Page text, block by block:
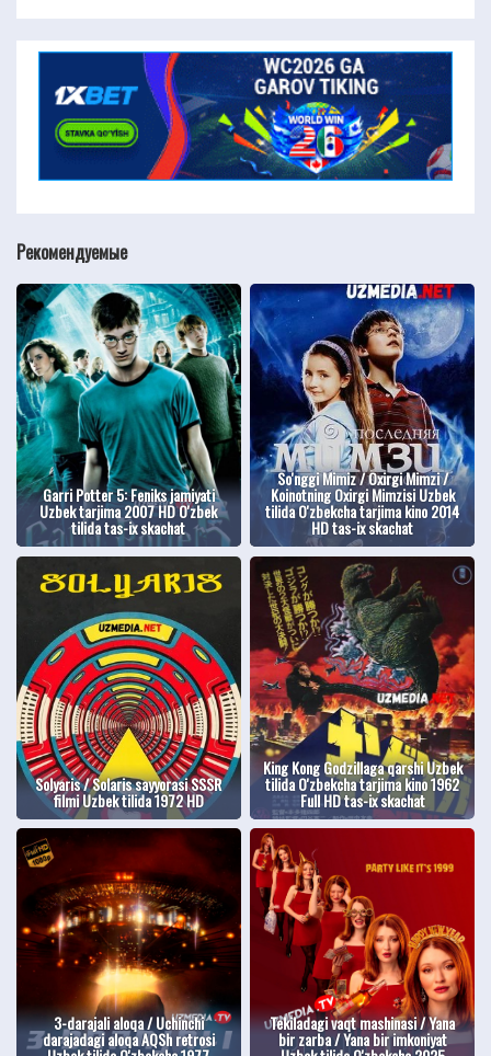
Рекомендуемые
Garri Potter 5: Feniks jamiyati
Uzbek tarjima 2007 HD O'zbek
tilida tas-ix skachat
So'nggi Mimiz / Oxirgi Mimzi /
Koinotning Oxirgi Mimzisi Uzbek
tilida O'zbekcha tarjima kino 2014
HD tas-ix skachat
Solyaris / Solaris sayyorasi SSSR
filmi Uzbek tilida 1972 HD
King Kong Godzillaga qarshi Uzbek
tilida O'zbekcha tarjima kino 1962
Full HD tas-ix skachat
3-darajali aloqa / Uchinchi
darajadagi aloqa AQSh retrosi
Tekiladagi vaqt mashinasi / Yana
bir zarba / Yana bir imkoniyat